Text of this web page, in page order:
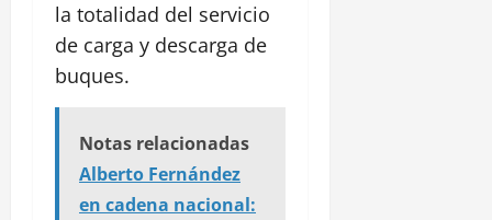
la totalidad del servicio
de carga y descarga de
buques.
Notas relacionadas
Alberto Fernández
en cadena nacional: